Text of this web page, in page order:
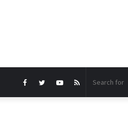
RSS
YouTube
Twitter
Facebook